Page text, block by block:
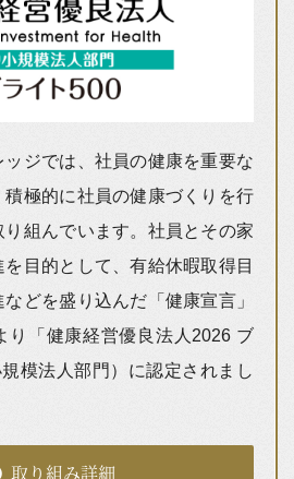
ジでは、社員の健康を重要な
極的に社員の健康づくりを行
り組んでいます。社員とその家
目的として、有給休暇取得目
どを盛り込んだ「健康宣言」
り「健康経営優良法人2026 ブ
模法人部門）に認定されまし
取り組み詳細